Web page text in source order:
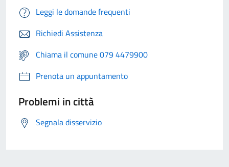
Leggi le domande frequenti
Richiedi Assistenza
Chiama il comune 079 4479900
Prenota un appuntamento
Problemi in città
Segnala disservizio